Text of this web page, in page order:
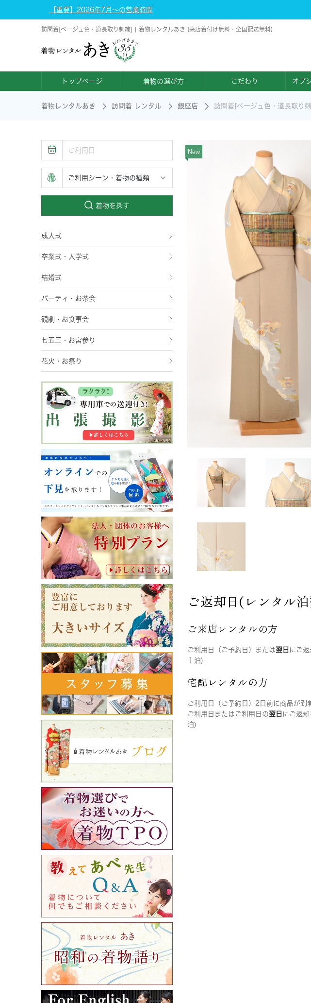
【重要】2026年7月～の営業時間
訪問着[ベージュ色・道長取り刺繍] | 着物レンタルあき (来店着付け無料・全国配送無料)
トップページ 着物の選び方 こだわり オプ
着物レンタルあき 訪問着 レンタル 銀座店 訪問着[ベージュ色・道長取り
着物を探す
成人式
卒業式・入学式
結婚式
パーティ・お茶会
観劇・お食事会
七五三・お宮参り
花火・お祭り
New
ご返却日(レンタル
ご来店レンタルの方
ご利用日（ご予約日）または翌日 にご
１泊)
宅配レンタルの方
ご利用日（ご予約日）2日前に商品が到
ご利用日またはご利用日の翌日 にご返
泊)